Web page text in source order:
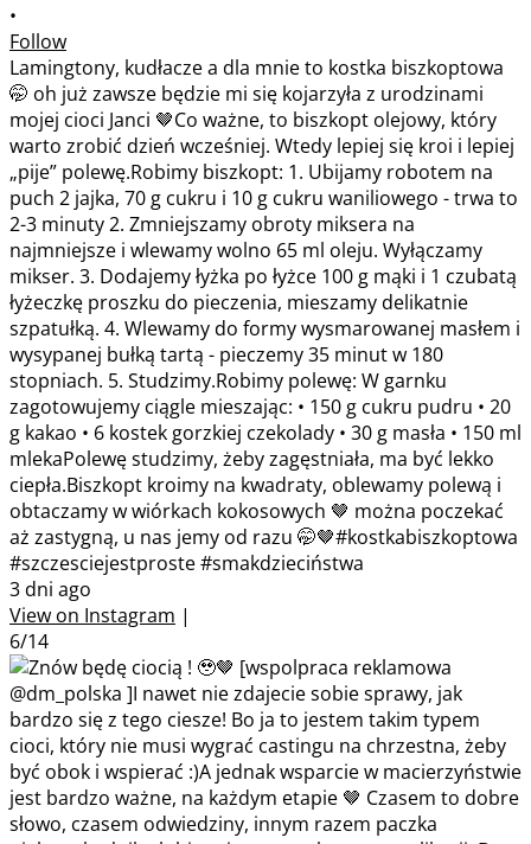
•
Follow
Lamingtony, kudłacze a dla mnie to kostka biszkoptowa
🤭 oh już zawsze będzie mi się kojarzyła z urodzinami
mojej cioci Janci 🤎Co ważne, to biszkopt olejowy, który
warto zrobić dzień wcześniej. Wtedy lepiej się kroi i lepiej
„pije” polewę.Robimy biszkopt: 1. Ubijamy robotem na
puch 2 jajka, 70 g cukru i 10 g cukru waniliowego - trwa to
2-3 minuty 2. Zmniejszamy obroty miksera na
najmniejsze i wlewamy wolno 65 ml oleju. Wyłączamy
mikser. 3. Dodajemy łyżka po łyżce 100 g mąki i 1 czubatą
łyżeczkę proszku do pieczenia, mieszamy delikatnie
szpatułką. 4. Wlewamy do formy wysmarowanej masłem i
wysypanej bułką tartą - pieczemy 35 minut w 180
stopniach. 5. Studzimy.Robimy polewę: W garnku
zagotowujemy ciągle mieszając: • 150 g cukru pudru • 20
g kakao • 6 kostek gorzkiej czekolady • 30 g masła • 150 ml
mlekaPolewę studzimy, żeby zagęstniała, ma być lekko
ciepła.Biszkopt kroimy na kwadraty, oblewamy polewą i
obtaczamy w wiórkach kokosowych 🤎 można poczekać
aż zastygną, u nas jemy od razu 🤭🤎#kostkabiszkoptowa
#szczesciejestproste #smakdzieciństwa
3 dni ago
View on Instagram |
6/14